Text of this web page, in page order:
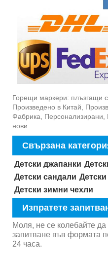
Горещи маркери: плъзгащи
Произведено в Китай,
Фабрика,
нови
Свързана
Детски джапанки
Детски сандали
Детски зимни чехли
Изпратете
Моля, не се колебайте
запитване във формата
24 часа.